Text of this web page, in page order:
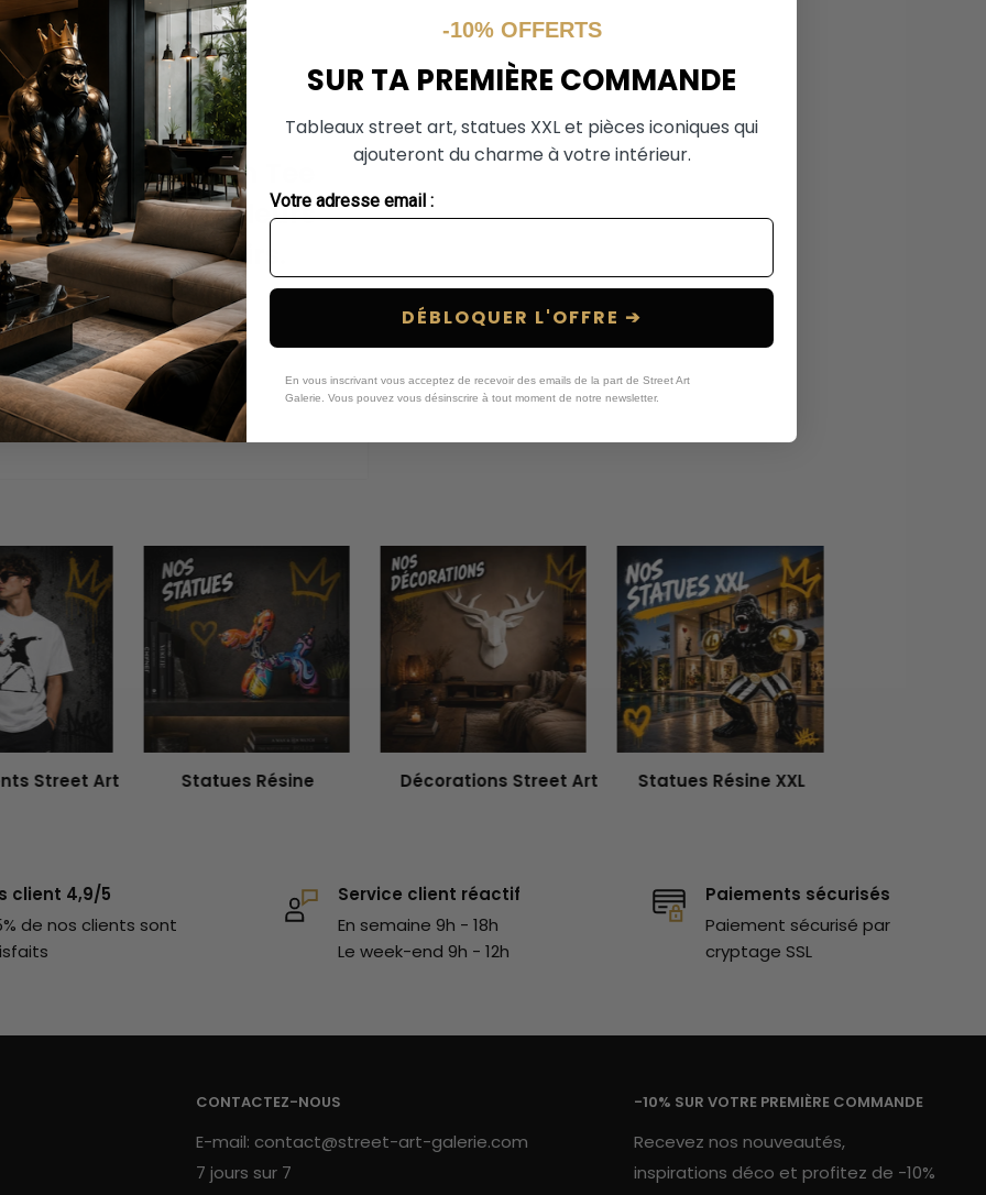
sur un Tee
Lanceur de Fleurs
aux Pochoirs.
facilement à la taille de chaque
permet de résister face aux différents
par la qualité du tissu !
habitude de dessiner des pochoirs
sur des faits d'actualité qui poussent
ce tee shirt de Banksy d'unefillette
nosvêtements street art
inspirés par
Street Art Statues Résine Décorations Street Art Statues Résine XXL
client 4,9/5
de nos clients sont
Service client réactif
En semaine 9h - 18h
Le week-end 9h - 12h
Paiements sécurisés
Paiement sécurisé par
cryptage SSL
CONTACTEZ-NOUS
E-mail: contact@street-art-galerie.com
7 jours sur 7
-10% SUR VOTRE PREMIÈRE COMMANDE
Recevez nos nouveautés,
inspirations déco et profitez de -10%
-10% OFFERTS
SUR TA PREMIÈRE COMMANDE
Tableaux street art, statues XXL et pièces iconiques qui
ajouteront du charme à votre intérieur.
Votre adresse email :
DÉBLOQUER L'OFFRE ➔
En vous inscrivant vous acceptez de recevoir des emails de la part de Street Art
Galerie. Vous pouvez vous désinscrire à tout moment de notre newsletter.